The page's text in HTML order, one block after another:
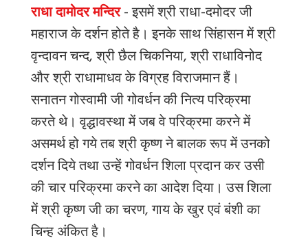
राधा दामोदर मन्दिर-इसमेंश्रीराधा-दमोदरजी
महाराजकेदर्शनहोतेहै। इनकेसाथसिंहासनमेंश्री
वृन्दावनचन्द,श्रीछैलचिकनिया,श्रीराधाविनोद
औरश्रीराधामाधवकेविग्रहविराजमानहैं।
सनातनगोस्वामीजीगोवर्धनकीनित्यपरिक्रमा
करतेथे। वृद्धावस्थामेंजबवेपरिक्रमाकरनेमें
असमर्थहोगयेतबश्रीकृष्णनेबालकरूपमेंउनको
दर्शनदियेतथाउन्हेंगोवर्धनशिलाप्रदानकरउसी
कीचारपरिक्रमाकरनेकाआदेशदिया। उसशिला
मेंश्रीकृष्णजीकाचरण,गायकेखुरएवंबंशीका
चिन्हअंकितहै।